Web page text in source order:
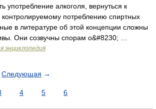
употребление алкоголя, вернуться к
потреблению спиртных
в литературе об этой концепции сложны
Они созвучны спорам о&#8230; …
энциклопедия
Следующая →
4 5 6